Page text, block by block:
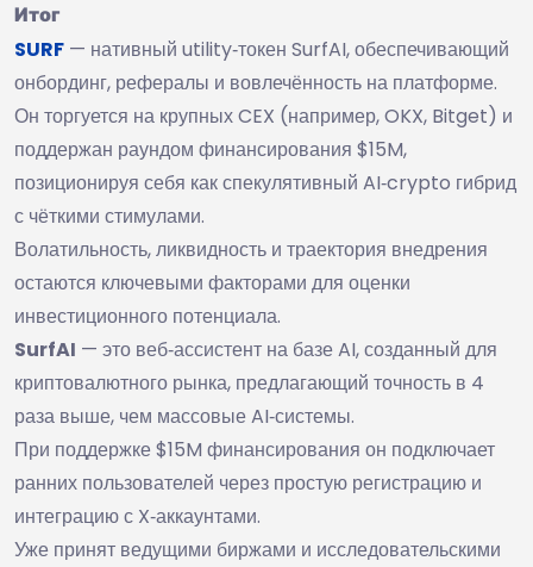
Итог
SURF — нативный utility‑токен SurfAI, обеспечивающий
онбординг, рефералы и вовлечённость на платформе.
Он торгуется на крупных CEX (например, OKX, Bitget) и
поддержан раундом финансирования $15M,
позиционируя себя как спекулятивный AI‑crypto гибрид
с чёткими стимулами.
Волатильность, ликвидность и траектория внедрения
остаются ключевыми факторами для оценки
инвестиционного потенциала.
SurfAI — это веб‑ассистент на базе AI, созданный для
криптовалютного рынка, предлагающий точность в 4
раза выше, чем массовые AI‑системы.
При поддержке $15M финансирования он подключает
ранних пользователей через простую регистрацию и
интеграцию с X‑аккаунтами.
Уже принят ведущими биржами и исследовательскими